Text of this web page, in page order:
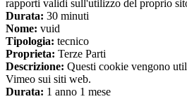
rapporti validi sull'utilizzo del proprio
Durata: 30 minuti
Nome: vuid
Tipologia: tecnico
Proprieta: Terze Parti
Descrizione: Questi cookie vengono
Vimeo sui siti web.
Durata: 1 anno 1 mese